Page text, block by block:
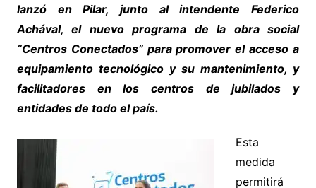
lanzó en Pilar, junto al intendente Federico
Achával, el nuevo programa de la obra social
“Centros Conectados” para promover el acceso a
equipamiento tecnológico y su mantenimiento, y
facilitadores en los centros de jubilados y
entidades de todo el país.
Esta
medida
permitirá